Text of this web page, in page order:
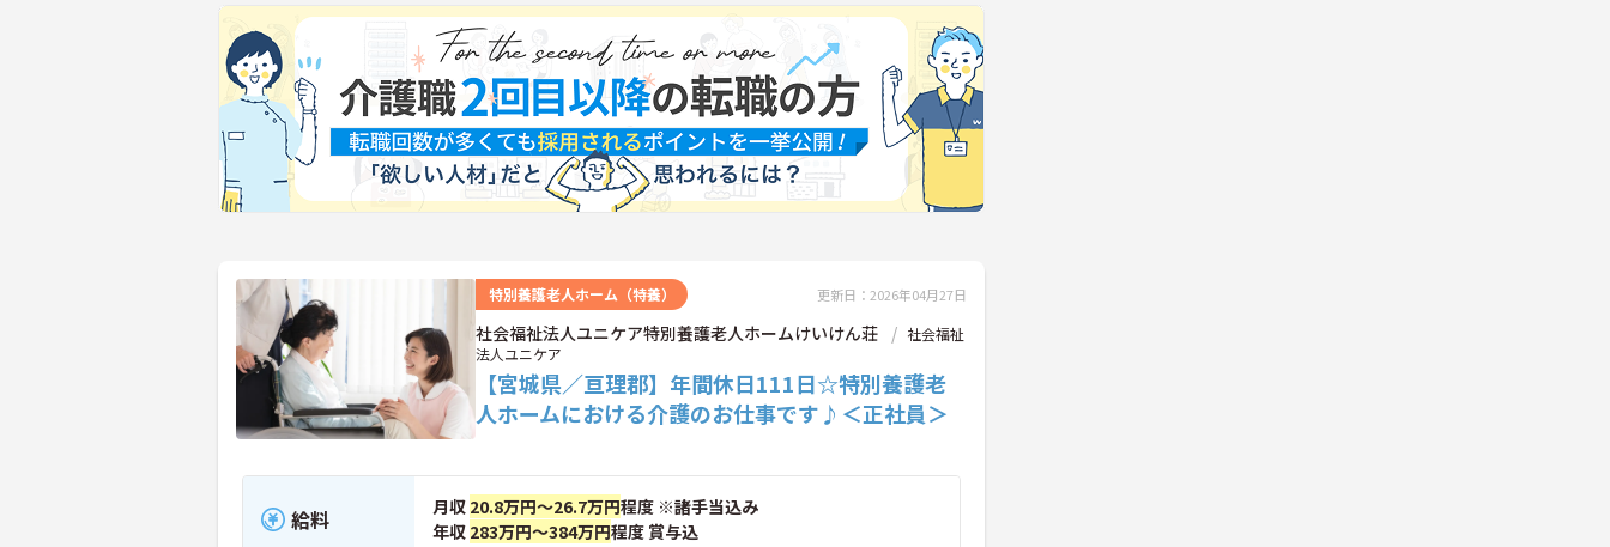
特別養護老人ホーム（特養） 更新日：2026年04月27日
社会福祉法人ユニケア特別養護老人ホームけいけん荘
社会福祉
法人ユニケア
【宮城県／亘理郡】年間休日111日☆特別養護老
人ホームにおける介護のお仕事です♪＜正社員＞
給料 月収 20.8万円～26.7万円程度 ※諸手当込み
年収 283万円～384万円程度 賞与込